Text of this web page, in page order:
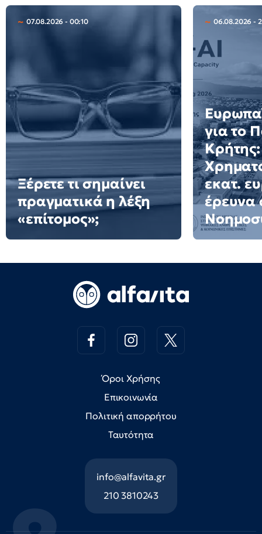
07.08.2026 - 00:10
Ξέρετε τι σημαίνει
πραγματικά η λέξη
«επίτομος»;
06.08.2026 -
για το
Κρήτης:
εκατ.
έρευνα
Όροι Χρήσης
Επικοινωνία
Πολιτική απορρήτου
Ταυτότητα
info@alfavita.gr
210 3810243